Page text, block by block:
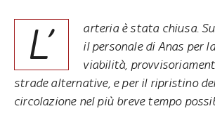
L’
arteria è stata chiusa.
il personale di Anas per
viabilità,
strade alternative, e per il ripristino
circolazione nel più breve tempo